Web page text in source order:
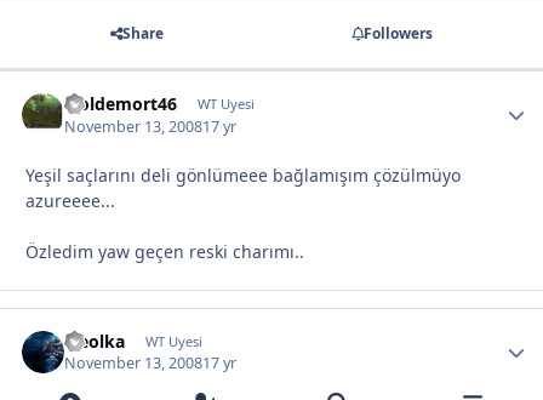
Share Followers
woldemort46 WT Uyesi
November 13, 200817 yr
Yeşil saçlarını deli gönlümeee bağlamışım çözülmüyo
azureeee...
Özledim yaw geçen reski charımı..
weolka WT Uyesi
November 13, 200817 yr